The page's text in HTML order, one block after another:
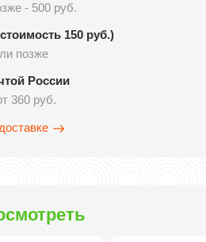
- 500 руб.
150 руб.)
позже
России
360 руб.